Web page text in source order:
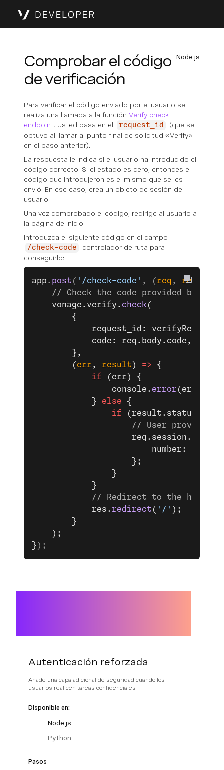
Node.js
Comprobar el código
de verificación
Para verificar el código enviado por el usuario se
realiza una llamada a la función Verify check
endpoint. Usted pasa en el request_id
(que se
obtuvo al llamar al punto final de solicitud «Verify»
en el paso anterior).
La respuesta le indica si el usuario ha introducido el
código correcto. Si el estado es cero, entonces el
código que introdujeron es el mismo que se les
envió. En ese caso, crea un objeto de sesión de
usuario.
Una vez comprobado el código, redirige al usuario a
la página de inicio.
Introduzca el siguiente código en el campo
/check-code
controlador de ruta para
conseguirlo:
app . post ( '/check-code' , ( req , res
// Check the code provided by the
	vonage.verify.
check (
		{
request_id:
			code: req.body.code,
		},
		(
err , result ) => {
			if
(err) {
				console.
error (err);
			}
else {
				if
(result.status
// User
					req.session.user
number:
					};
				}
			}
// Redirect to the home
			res.
redirect ( '/' );
		}
	);
} );
Autenticación reforzada
Añade una capa adicional de seguridad cuando los
usuarios realicen tareas confidenciales
Disponible en:
Node.js
Python
Pasos